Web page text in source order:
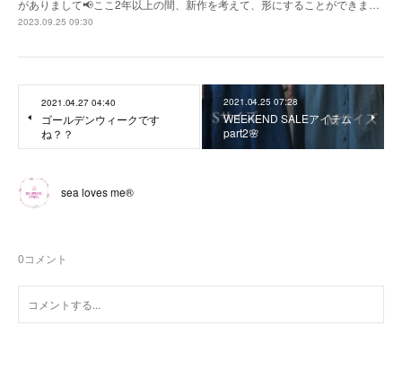
がありまして📢ここ2年以上の間、新作を考えて、形にすることができま…
2023.09.25 09:30
2021.04.27 04:40
ゴールデンウィークです
ね？？
2021.04.25 07:28
WEEKEND SALEアイテム
part2🌸
sea loves me®︎
0コメント